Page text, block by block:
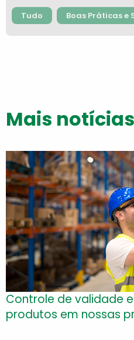
Tudo Boas Práticas e
Mais notícias
Controle de validade
produtos em nossas